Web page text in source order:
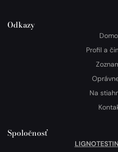
Odkazy
Profil a
Na
Spoločnosť